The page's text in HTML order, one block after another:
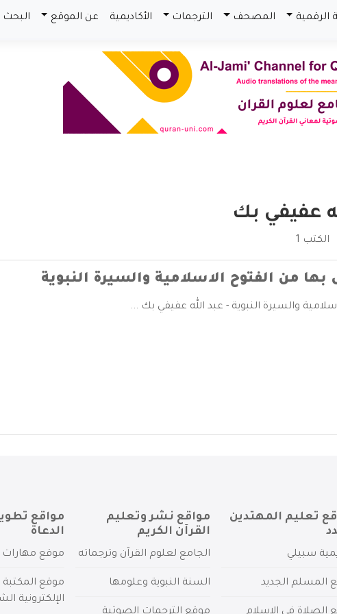
الرقمية المصحف الترجمات الأكاديمية عن الموقع البحث
عفيفي بك
الكتب 1
من الفتوح الاسلامية والسيرة النبوية
والسيرة النبوية - عبد الله عفيفي بك ...
تعليم المهتدين
سبيلي
المسلم الجديد
مواقع نشر وتعليم
القرآن الكريم
الجامع لعلوم القرآن وترجماته
السنة النبوية وعلومها
مواقع
الدعاة
موقع مهارات
موقع المكتبة
الإلكترونية